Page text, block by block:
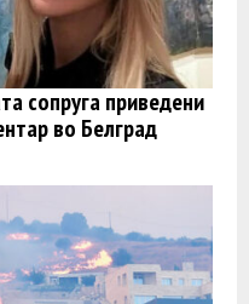
сопруга приведени
во Белград